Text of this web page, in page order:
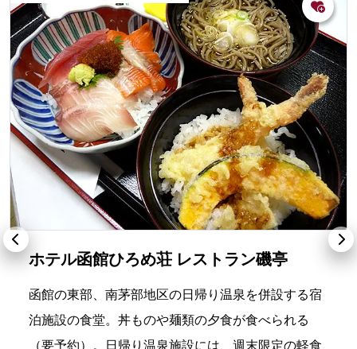
ホテル函館ひろめ荘 レストラン磯亭
函館の東部、南茅部地区の日帰り温泉を併設する宿
泊施設の食堂。丼ものや麺類の夕食が食べられる
（要予約）。日帰り温泉施設には、週末限定の軽食